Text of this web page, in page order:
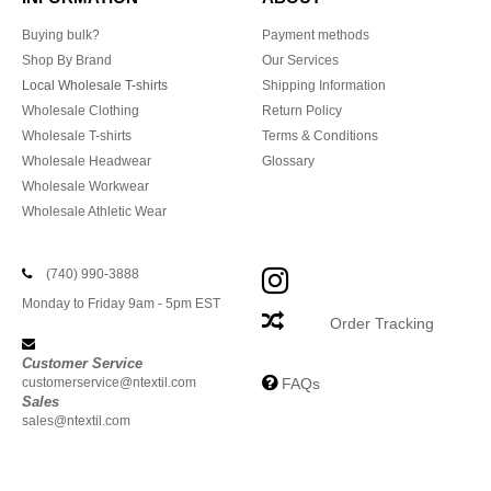
Buying bulk?
Shop By Brand
Local Wholesale T-shirts
Wholesale Clothing
Wholesale T-shirts
Wholesale Headwear
Wholesale Workwear
Wholesale Athletic Wear
Payment methods
Our Services
Shipping Information
Return Policy
Terms & Conditions
Glossary
(740) 990-3888
Monday to Friday 9am - 5pm EST
Customer Service
customerservice@ntextil.com
Sales
sales@ntextil.com
Order Tracking
FAQs